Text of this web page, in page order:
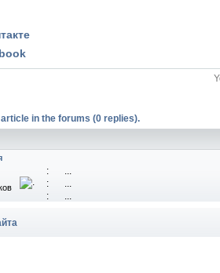
in the forums (0 replies).
:
...
:
...
:
...